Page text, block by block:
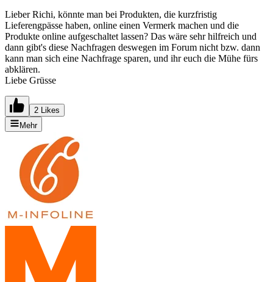
Lieber Richi, könnte man bei Produkten, die kurzfristig
Lieferengpässe haben, online einen Vermerk machen und die
Produkte online aufgeschaltet lassen? Das wäre sehr hilfreich und
dann gibt's diese Nachfragen deswegen im Forum nicht bzw. dann
kann man sich eine Nachfrage sparen, und ihr euch die Mühe fürs
abklären.
Liebe Grüsse
2 Likes
Mehr